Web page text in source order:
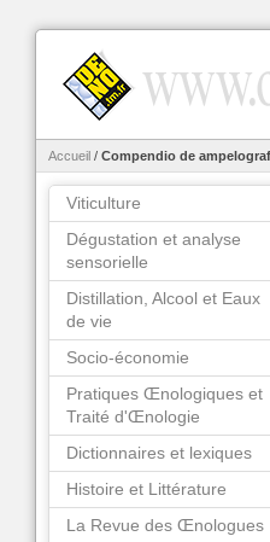
Accueil / Compendio de
Viticulture
Dégustation et analyse
sensorielle
Distillation, Alcool et Eaux
de vie
Socio-économie
Pratiques Œnologiques et
Traité d'Œnologie
Dictionnaires et lexiques
Histoire et Littérature
La Revue des Œnologues